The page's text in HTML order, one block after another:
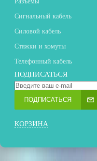
Сигнальный кабель
Силовой кабель
Стяжки и хомуты
Телефонный кабель
ПОДПИСАТЬСЯ
ПОДПИСАТЬСЯ
КОРЗИНА